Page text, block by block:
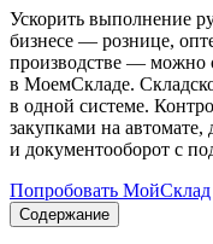
Ускорить выполнение
бизнесе — рознице,
производстве — можно
в МоемСкладе.
в одной системе.
закупками на
и документооборот с
Попробовать МойСклад
Содержание